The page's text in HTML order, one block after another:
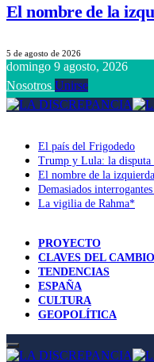
El nombre de la
5 de agosto de 2026
domingo 9 agosto, 2026
Nosotros Unirse
El país del Frigodedo
Trump y Lula: la disputa
El nombre de la izquierda
Demasiados interrogantes
La vigilia de Rahma*
PROYECTO
CLAVES DEL CAMBIO
TENDENCIAS
ESPAÑA
CULTURA
GEOPOLÍTICA